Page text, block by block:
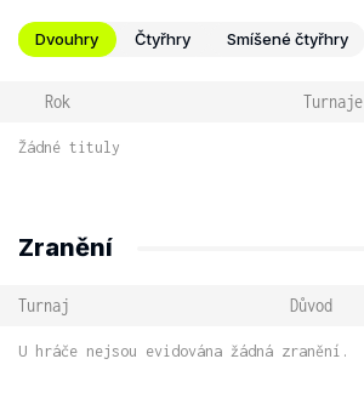
Dvouhry Čtyřhry Smíšené čtyřhry
Rok Turnaje
Žádné tituly
Zranění
Turnaj Důvod
U hráče nejsou evidována žádná zranění.